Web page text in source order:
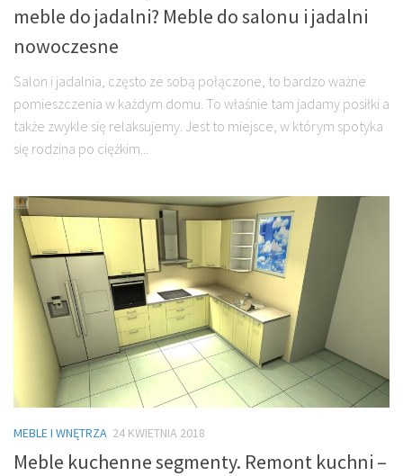
meble do jadalni? Meble do salonu i jadalni
nowoczesne
Salon i jadalnia, często ze sobą połączone, to bardzo ważne
pomieszczenia w każdym domu. To właśnie tam jadamy posiłki a
także zwykle się relaksujemy. Jest to miejsce, w którym spotyka
się rodzina po ciężkim...
MEBLE I WNĘTRZA 24 KWIETNIA 2018
Meble kuchenne segmenty. Remont kuchni –